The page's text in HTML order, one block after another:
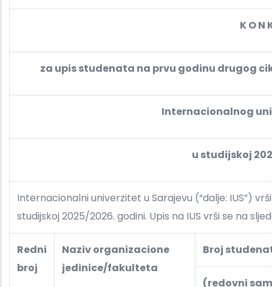
K O N
za upis studenata na prvu godinu drugog
Internacionalnog
u studijskoj
Internacionalni univerzitet u Sarajevu (“dalje: IUS”)
studijskoj 2025/2026. godini. Upis na IUS vrši se na
Redni
broj
Naziv organizacione
jedinice/fakulteta
Broj
(redovni